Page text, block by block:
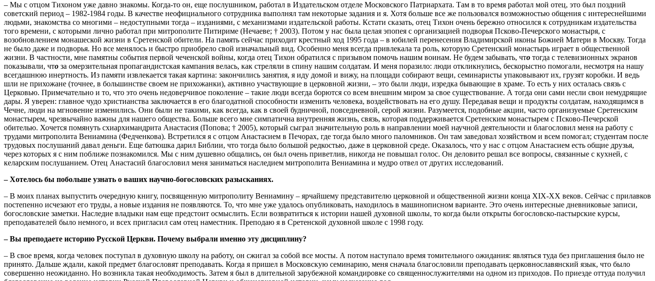
– Мы с отцом Тихоном уже давно знакомы. Когда-то он, еще послушником, работал в Издательском отделе Московского Патриархата. Там в то время работал мой отец, это был поздний
советский период – 1982-1984 годы. В качестве неофициального сотрудника выполнял там некоторые задания и я. Хотя больше все же пользовался возможностью общения с интереснейшими
людьми, знакомства со многими – недоступными тогда – изданиями, с механизмами издательской работы. Кстати сказать, отец Тихон очень бережно относился к сотрудникам издательства
того времени, с которыми лично работал при митрополите Питириме (Нечаеве; † 2003). Потом у нас была целая эпопея с организацией подворья Псково-Печерского монастыря, с
возобновлением монашеской жизни в Сретенской обители. На память сейчас приходит крестный ход 1995 года – в юбилей перенесения Владимирской иконы Божией Матери в Москву. Тогда
не было даже и подворья. Но все менялось и быстро приобрело свой изначальный вид. Особенно меня всегда привлекала та роль, которую Сретенский монастырь играет в общественной
жизни. В частности, мне памятны события первой чеченской войны, когда отец Тихон обратился с призывом помочь нашим воинам. Не будем забывать, что тогда с телевизионных экранов
показывали, что за омерзительная пропагандистская кампания велась, как стреляли в спину нашим солдатам. И меня поразило: люди откликнулись, бескорыстно помогали, несмотря на нашу
всегдашнюю инертность. Из памяти извлекается такая картина: закончились занятия, я иду домой и вижу, на площади собирают вещи, семинаристы упаковывают их, грузят коробки. И ведь
шли не прихожане (точнее, в большинстве своем не прихожанки), активно участвующие в церковной жизни, – это были люди, изредка бывающие в храме. То есть у них осталась связь с
Церковью. Примечательно и то, что это очень недоверчивое поколение – такие люди всегда борются со всем внешним миром за свое существование. А тогда они сами несли свои немудрящие
дары. Я уверен: главное чудо христианства заключается в его благодатной способности изменить человека, воздействовать на его душу. Передавая вещи и продукты солдатам, находящимся в
Чечне, люди на мгновение изменились. Они были не такими, как всегда, как в своей будничной, повседневной, серой жизни. Разумеется, подобные акции, часто организуемые Сретенским
монастырем, чрезвычайно важны для нашего общества. Больше всего мне симпатична внутренняя жизнь, связь, которая поддерживается Сретенским монастырем с Псково-Печерской
обителью. Хочется помянуть схиархимандрита Анастасия (Попова; † 2005), который сыграл значительную роль в направлении моей научной деятельности и благословил меня на работу с
трудами митрополита Вениамина (Федченкова). Встретился я с отцом Анастасием в Печорах, где тогда было много паломников. Он там заведовал хозяйством и всем помогал; студентам после
трудовых послушаний давал деньги. Еще батюшка дарил Библии, что тогда было большой редкостью, даже в церковной среде. Оказалось, что у нас с отцом Анастасием есть общие друзья,
через которых я с ним поближе познакомился. Мы с ним душевно общались, он был очень приветлив, никогда не повышал голос. Он деловито решал все вопросы, связанные с кухней, с
келарским послушанием. Отец Анастасий благословил меня заниматься наследием митрополита Вениамина и мудро отвел от других исследований.
– Хотелось бы побольше узнать о ваших научно-богословских разысканиях.
– В моих планах выпустить очередную книгу, посвященную митрополиту Вениамину – ярчайшему представителю церковной и общественной жизни конца XIX-XX веков. Сейчас с прилавков
постепенно исчезают его труды, а новые издания не появляются. То, что мне уже удалось опубликовать, находилось в машинописном варианте. Это очень интересные дневниковые записи,
богословские заметки. Наследие владыки нам еще предстоит осмыслить. Если возвратиться к истории нашей духовной школы, то когда были открыты богословско-пастырские курсы,
преподавателей было немного, и всех пригласил сам отец наместник. Преподаю я в Сретенской духовной школе с 1998 году.
– Вы преподаете историю Русской Церкви. Почему выбрали именно эту дисциплину?
– В свое время, когда человек поступал в духовную школу на работу, он сжигал за собой все мосты. А потом наступало время томительного ожидания: являться туда без приглашения было не
принято. Дальше ждали, какой предмет благословят преподавать. Когда я пришел в Московскую семинарию, меня сначала благословили преподавать церковнославянский язык, что было
совершенно неожиданно. Но возникла такая необходимость. Затем я был в длительной зарубежной командировке со священнослужителями на одном из приходов. По приезде оттуда получил